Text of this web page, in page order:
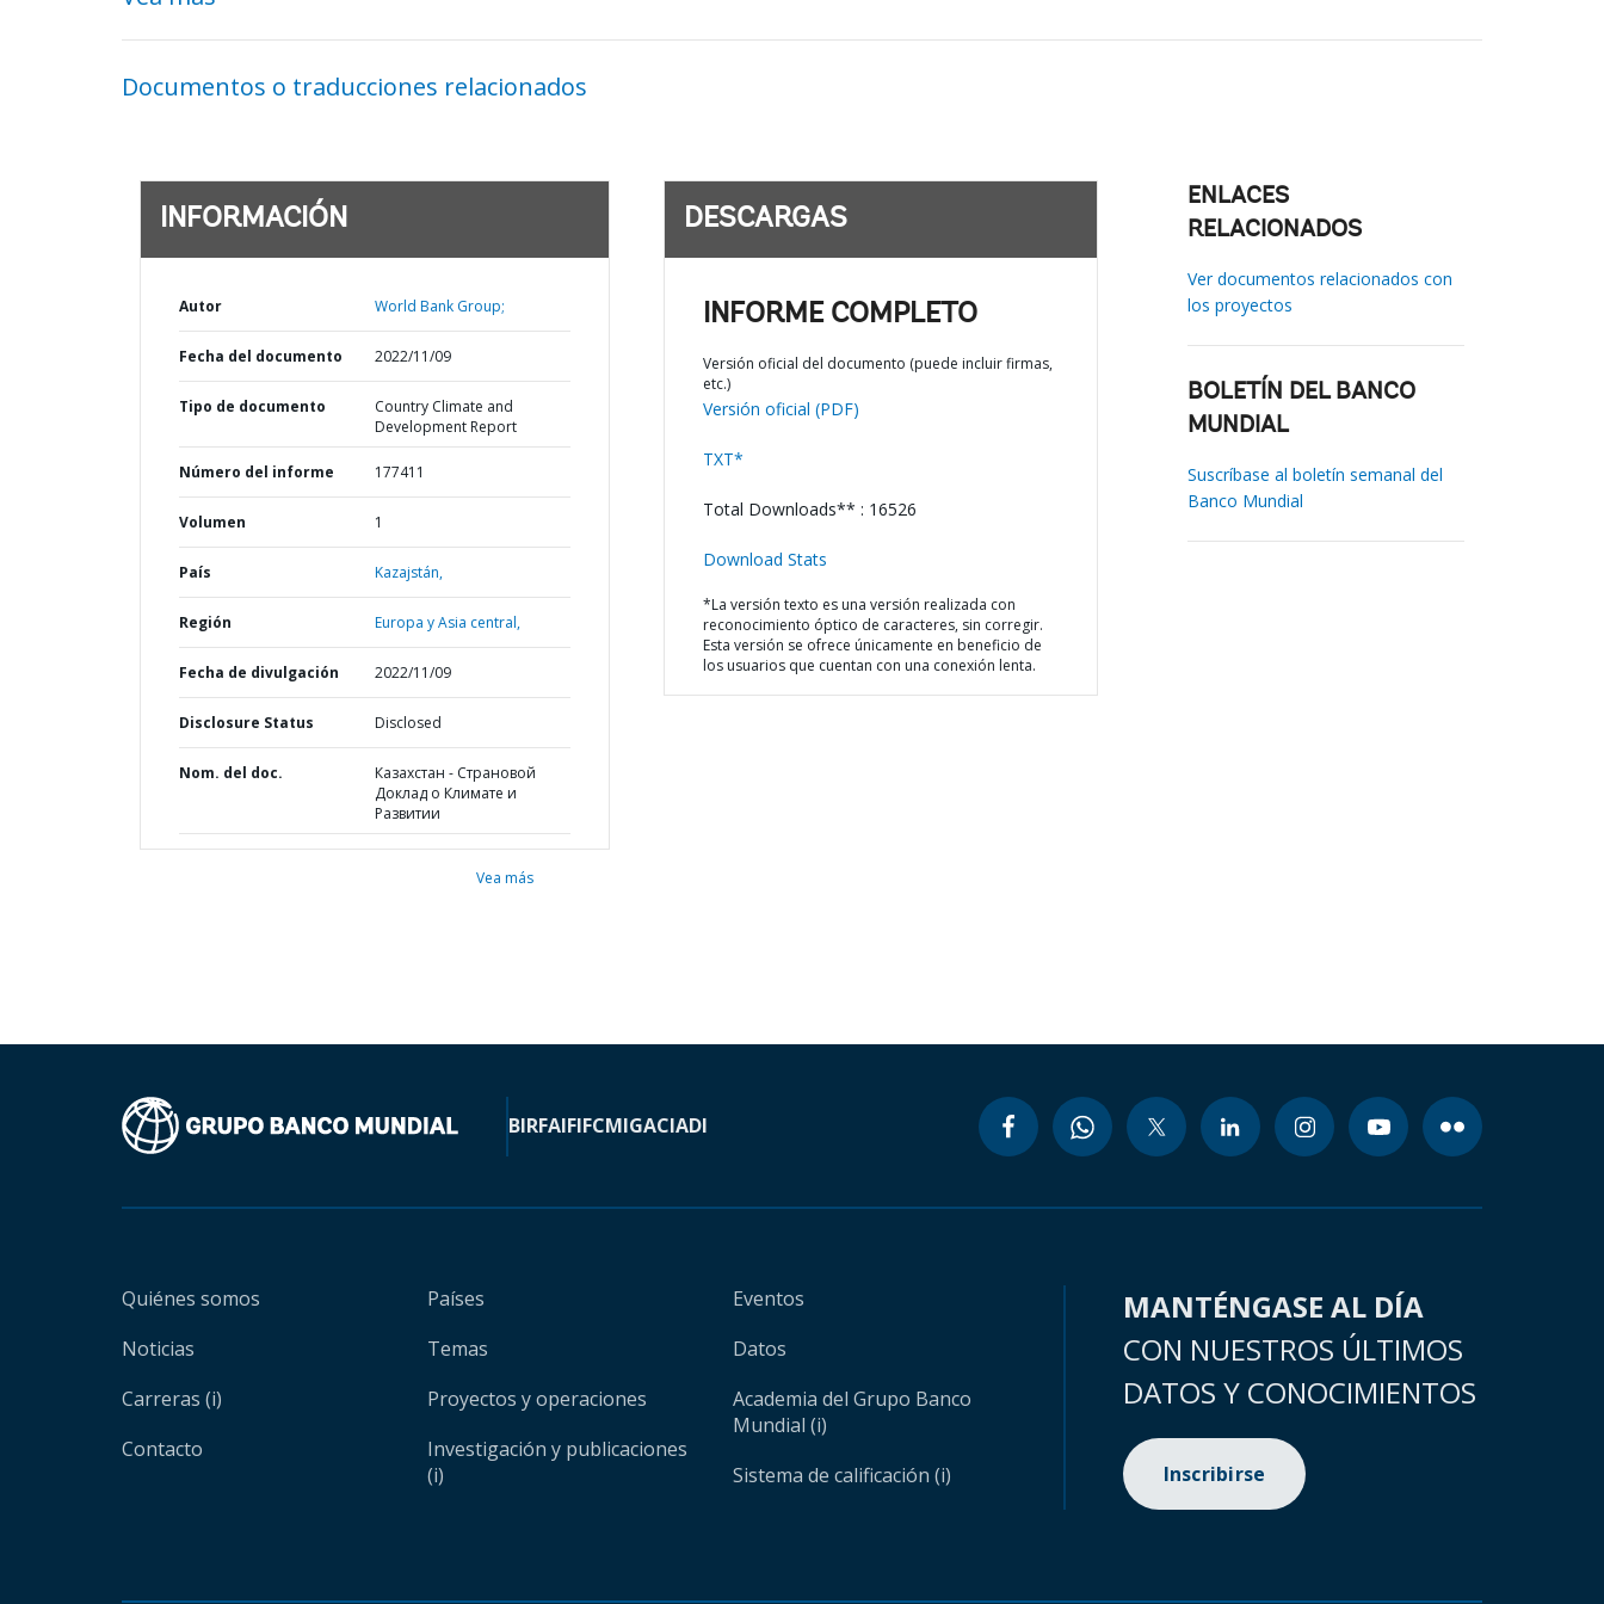
Documentos o traducciones relacionados
INFORMACIÓN
Autor World Bank Group;
Fecha del documento 2022/11/09
Tipo de documento
Country Climate and
Development Report
Número del informe 177411
Volumen 1
País Kazajstán,
Región Europa y Asia central,
Fecha de divulgación 2022/11/09
Disclosure Status Disclosed
Nom. del doc.
Казахстан - Страновой
Доклад о Климате и
Развитии
Vea más
DESCARGAS
INFORME COMPLETO
Versión oficial del documento (puede incluir firmas,
etc.)
Versión oficial (PDF)
TXT*
Total Downloads** : 16526
Download Stats
*La versión texto es una versión realizada con
reconocimiento óptico de caracteres, sin corregir.
Esta versión se ofrece únicamente en beneficio de
los usuarios que cuentan con una conexión lenta.
ENLACES
RELACIONADOS
Ver documentos relacionados con
los proyectos
BOLETÍN DEL BANCO
MUNDIAL
Suscríbase al boletín semanal del
Banco Mundial
BIRFAIFIFCMIGACIADI
Quiénes somos
Noticias
Carreras (i)
Contacto
Países
Temas
Proyectos y operaciones
Investigación y publicaciones
(i)
Eventos
Datos
Academia del Grupo Banco
Mundial (i)
Sistema de calificación (i)
MANTÉNGASE AL DÍA
CON NUESTROS ÚLTIMOS
DATOS Y CONOCIMIENTOS
Inscribirse